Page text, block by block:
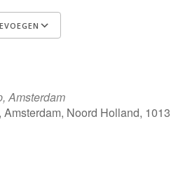
Amsterdam
Amsterdam, Noord Holland, 1013